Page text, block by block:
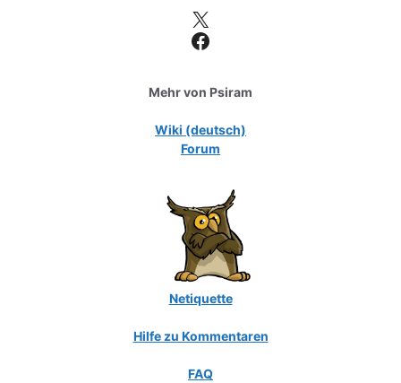
X
Facebook
Mehr von Psiram
Wiki (deutsch)
Forum
Netiquette
Hilfe zu Kommentaren
FAQ